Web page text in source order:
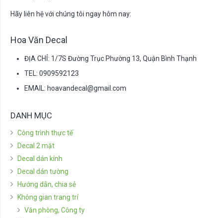
Hãy liên hệ với chúng tôi ngay hôm nay:
Hoa Văn Decal
ĐỊA CHỈ: 1/7S Đường Trục Phường 13, Quận Bình Thạnh
TEL: 0909592123
EMAIL: hoavandecal@gmail.com
DANH MỤC
Công trình thực tế
Decal 2 mặt
Decal dán kính
Decal dán tường
Hướng dẫn, chia sẻ
Không gian trang trí
Văn phòng, Công ty